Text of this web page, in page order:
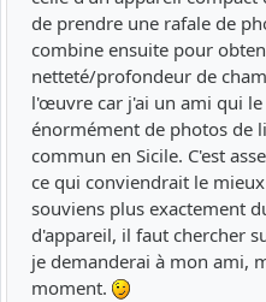
de prendre une rafale de
combine ensuite pour
netteté/profondeur de
l'œuvre car j'ai un ami qui
énormément de photos de
commun en Sicile. C'est
ce qui conviendrait le mieux
souviens plus exactement
d'appareil, il faut chercher
je demanderai à mon ami,
moment.